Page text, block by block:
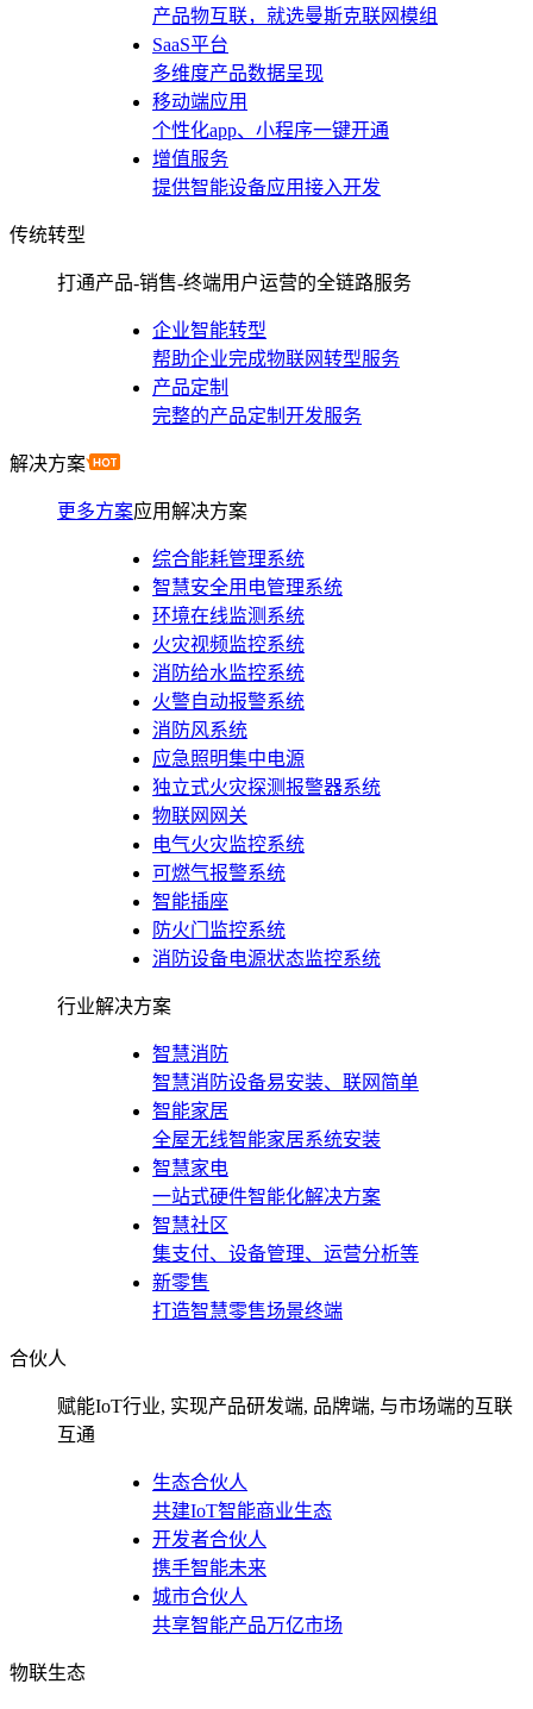
产品物互联，就选曼斯克联网模组
SaaS平台
多维度产品数据呈现
移动端应用
个性化app、小程序一键开通
增值服务
提供智能设备应用接入开发
传统转型
打通产品-销售-终端用户运营的全链路服务
企业智能转型
帮助企业完成物联网转型服务
产品定制
完整的产品定制开发服务
解决方案
更多方案应用解决方案
综合能耗管理系统
智慧安全用电管理系统
环境在线监测系统
火灾视频监控系统
消防给水监控系统
火警自动报警系统
消防风系统
应急照明集中电源
独立式火灾探测报警器系统
物联网网关
电气火灾监控系统
可燃气报警系统
智能插座
防火门监控系统
消防设备电源状态监控系统
行业解决方案
智慧消防
智慧消防设备易安装、联网简单
智能家居
全屋无线智能家居系统安装
智慧家电
一站式硬件智能化解决方案
智慧社区
集支付、设备管理、运营分析等
新零售
打造智慧零售场景终端
合伙人
赋能IoT行业, 实现产品研发端, 品牌端, 与市场端的互联
互通
生态合伙人
共建IoT智能商业生态
开发者合伙人
携手智能未来
城市合伙人
共享智能产品万亿市场
物联生态